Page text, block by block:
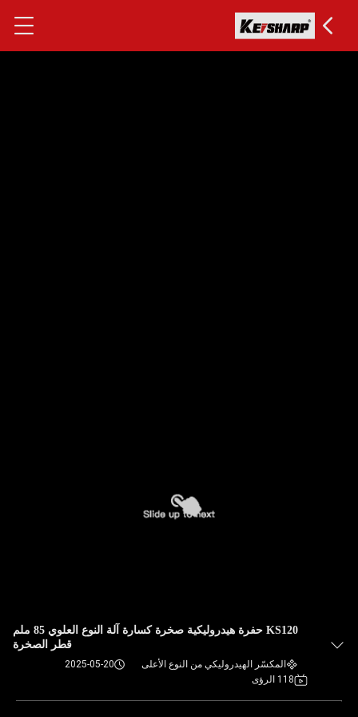
KS120 حفرة هيدروليكية صخرة كسارة آلة النوع العلوي 85 ملم
قطر الصخرة
المكسّر الهيدروليكي من النوع الأعلى
2025-05-20
118 الرؤى